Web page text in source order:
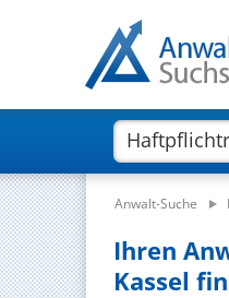
Anwalt-Suche
Ihren
Kassel